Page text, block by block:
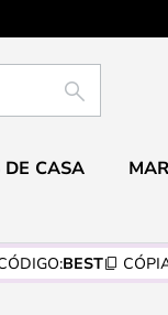
PESQUISAR
DE CASA
BEST